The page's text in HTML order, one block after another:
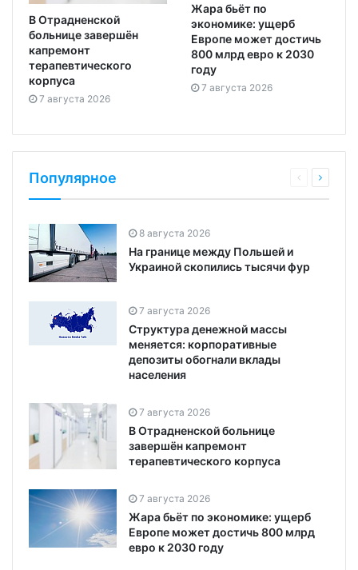
В Отрадненской
больнице завершён
капремонт
терапевтического
корпуса
7 августа 2026
Жара бьёт по
экономике: ущерб
Европе может достичь
800 млрд евро к 2030
году
7 августа 2026
Популярное
8 августа 2026
На границе между Польшей и
Украиной скопились тысячи фур
7 августа 2026
Структура денежной массы
меняется: корпоративные
депозиты обогнали вклады
населения
7 августа 2026
В Отрадненской больнице
завершён капремонт
терапевтического корпуса
7 августа 2026
Жара бьёт по экономике: ущерб
Европе может достичь 800 млрд
евро к 2030 году